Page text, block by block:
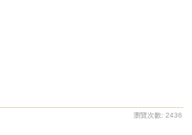
瀏覽次數: 2436